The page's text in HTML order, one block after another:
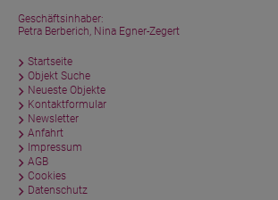
Geschäftsinhaber:
Petra Berberich, Nina Egner-Zegert
Startseite
Objekt Suche
Neueste Objekte
Kontaktformular
Newsletter
Anfahrt
Impressum
AGB
Cookies
Datenschutz